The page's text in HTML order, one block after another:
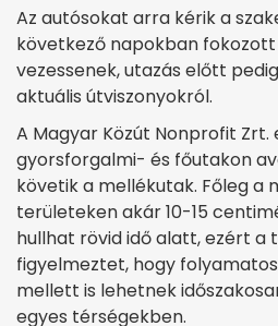
Az autósokat arra kérik a
következő napokban
vezessenek, utazás előtt
aktuális útviszonyokról.
A Magyar Közút Nonprofit
gyorsforgalmi- és főutakon
követik a mellékutak. Főleg a
területeken akár 10-15
hullhat rövid idő alatt, ezért a
figyelmeztet, hogy
mellett is lehetnek
egyes térségekben.